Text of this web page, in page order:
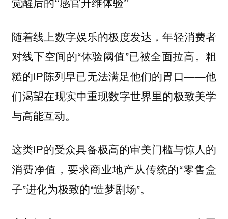
随着线上数字娱乐的极度发达，年轻消费者
对线下空间的“体验阈值”已被全面拉高。粗
糙的IP陈列早已无法满足他们的胃口——他
们渴望在现实中重现数字世界里的极致美学
与高能互动。
这类IP的受众具备极高的审美门槛与惊人的
消费净值，要求商业地产从传统的“零售盒
子”进化为极致的“造梦剧场”。